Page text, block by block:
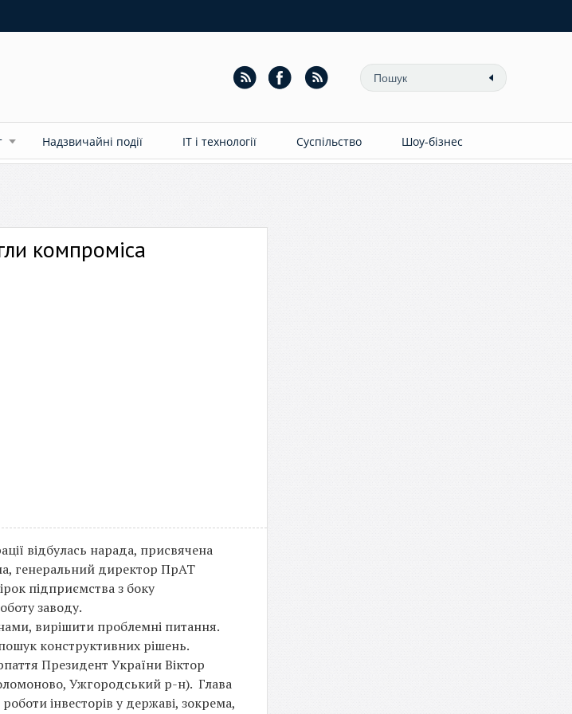
Надзвичайні події ІТ і технології Суспільство Шоу-бізнес
компроміса
відбулась нарада, присвячена
генеральний директор ПрАТ
підприємства з боку
заводу.
вирішити проблемні питання.
конструктивних рішень.
Президент України Віктор
Ужгородський р-н). Глава
інвесторів у державі, зокрема,